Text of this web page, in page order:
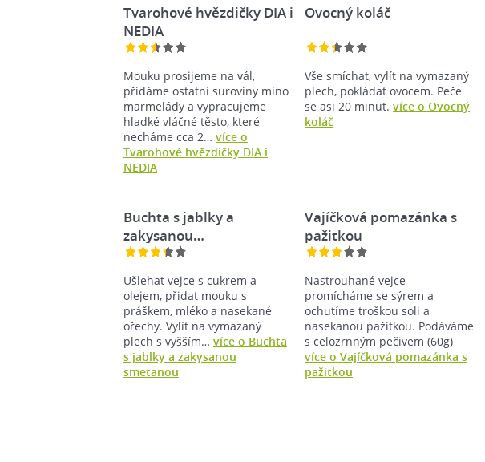
Tvarohové hvězdičky DIA i
NEDIA
Mouku prosijeme na vál,
přidáme ostatní suroviny mino
marmelády a vypracujeme
hladké vláčné těsto, které
necháme cca 2… více o
Tvarohové hvězdičky DIA i
NEDIA
Ovocný koláč
Vše smíchat, vylít na vymazaný
plech, pokládat ovocem. Peče
se asi 20 minut.více o Ovocný
koláč
Buchta s jablky a
zakysanou…
Ušlehat vejce s cukrem a
olejem, přidat mouku s
práškem, mléko a nasekané
ořechy. Vylít na vymazaný
plech s vyšším… více o Buchta
s jablky a zakysanou
smetanou
Vajíčková pomazánka s
pažitkou
Nastrouhané vejce
promícháme se sýrem a
ochutíme troškou soli a
nasekanou pažitkou. Podáváme
s celozrnným pečivem (60g)
více o Vajíčková pomazánka s
pažitkou